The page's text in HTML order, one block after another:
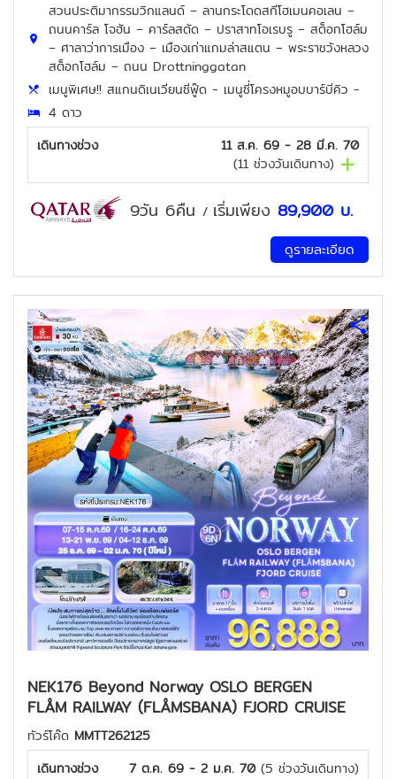
สวนประติมากรรมวิกแลนด์ – ลานกระโดดสกีโฮเมนคอเลน –
ถนนคาร์ล โจฮัน – คาร์ลสตัด – ปราสาทโอเรบรู – สต็อกโฮล์ม
– ศาลาว่าการเมือง – เมืองเก่าแกมล่าสแตน – พระราชวังหลวง
สต็อกโฮล์ม – ถนน Drottninggatan
เมนูพิเศษ!! สแกนดิเนเวียนซีฟู๊ด - เมนูซี่โครงหมูอบบาร์บีคิว -
4 ดาว
เดินทางช่วง
11 ส.ค. 69 - 28 มี.ค. 70
(11 ช่วงวันเดินทาง)
9วัน 6คืน / เริ่มเพียง 89,900 บ.
ดูรายละเอียด
NEK176 Beyond Norway OSLO BERGEN
FLÅM RAILWAY (FLÅMSBANA) FJORD CRUISE
ทัวร์โค๊ด MMTT262125
เดินทางช่วง
7 ต.ค. 69 - 2 ม.ค. 70 (5 ช่วงวันเดินทาง)